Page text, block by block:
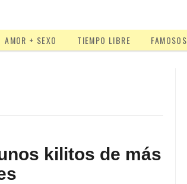
AMOR + SEXO TIEMPO LIBRE FAMOSOS
kilitos de más